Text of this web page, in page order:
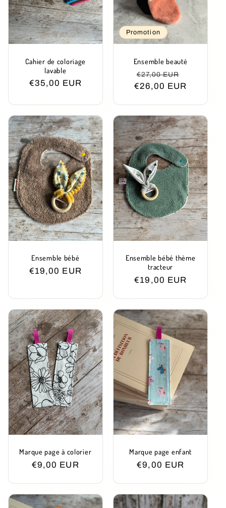
Cahier de coloriage
lavable
Prix
€35,00 EUR
Promotion
Ensemble beauté
Prix
habituel
€27,00 EUR
€26,00 EUR
Ensemble bébé
Prix
€19,00 EUR
Ensemble bébé thème
tracteur
Prix
€19,00 EUR
Marque page à colorier
Prix
€9,00 EUR
Marque page enfant
Prix
€9,00 EUR